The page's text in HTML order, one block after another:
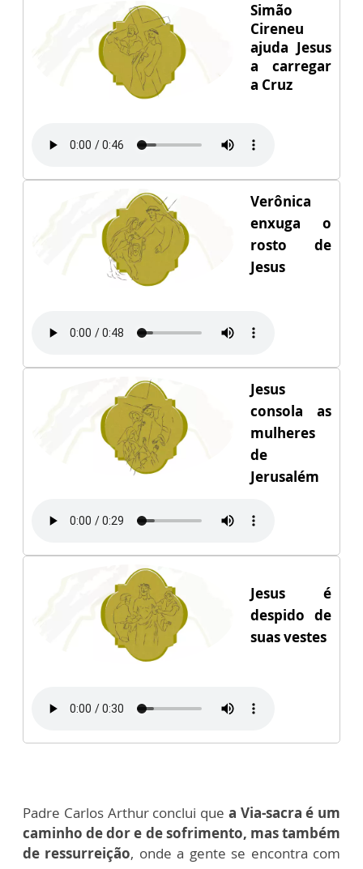
Simão
Cireneu
ajuda Jesus
a carregar
a Cruz
Verônica
enxuga o
rosto de
Jesus
Jesus
consola as
mulheres
de
Jerusalém
Jesus é
despido de
suas vestes
Padre Carlos Arthur conclui que a Via-sacra é um
caminho de dor e de sofrimento, mas também
de ressurreição, onde a gente se encontra com